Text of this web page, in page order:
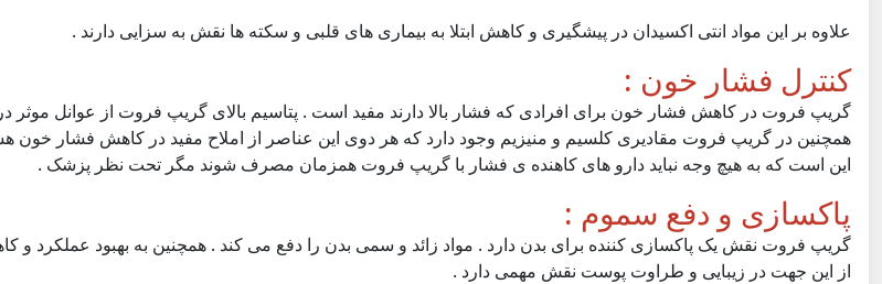
علاوه بر این مواد انتی اکسیدان در پیشگیری و کاهش ابتلا به بیماری های قلبی و سکته ها نقش به سزایی دارند .
کنترل فشار خون :
گریپ فروت در کاهش فشار خون برای افرادی که فشار بالا دارند مفید است . پتاسیم بالای گریپ فروت از عوانل
همچنین در گریپ فروت مقادیری کلسیم و منیزیم وجود دارد که هر دوی این عناصر از املاح مفید در کاهش فشار خون
این است که به هیچ وجه نباید دارو های کاهنده ی فشار با گریپ فروت همزمان مصرف شوند مگر تحت نظر پزشک .
پاکسازی و دفع سموم :
گریپ فروت نقش یک پاکسازی کننده برای بدن دارد . مواد زائد و سمی بدن را دفع می کند . همچنین به بهبود عملکرد و
از این جهت در زیبایی و طراوت پوست نقش مهمی دارد .